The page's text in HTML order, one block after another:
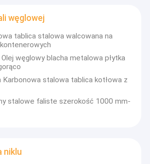
węglowej
tablica stalowa walcowana na
węglowy blacha metalowa płytka
stalowa tablica kotłowa z
stalowe faliste szerokość 1000 mm-
niklu